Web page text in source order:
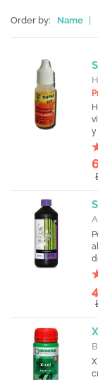
Order by: Name
y